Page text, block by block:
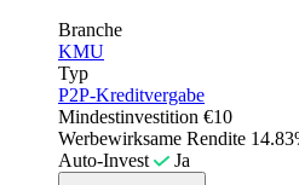
Branche
KMU
Typ
P2P-Kreditvergabe
Mindestinvestition €10
Werbewirksame Rendite
Auto-Invest
Ja